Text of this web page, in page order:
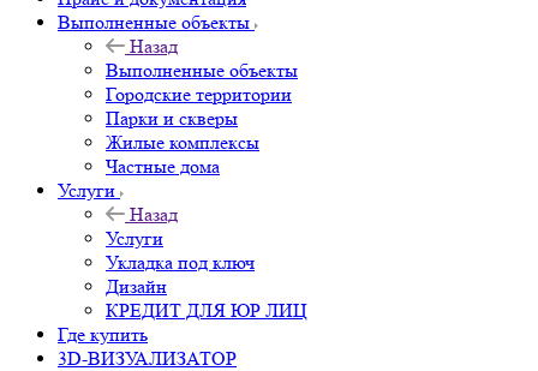
Выполненные объекты
Назад
Выполненные объекты
Городские территории
Парки и скверы
Жилые комплексы
Частные дома
Услуги
Назад
Услуги
Укладка под ключ
Дизайн
КРЕДИТ ДЛЯ ЮР ЛИЦ
Где купить
3D-ВИЗУАЛИЗАТОР